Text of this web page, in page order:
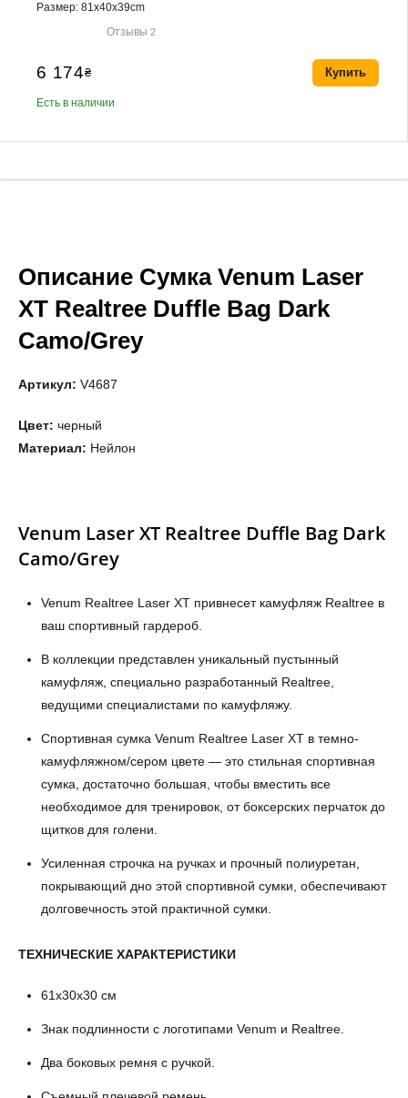
Размер: 81x40x39cm
Отзывы2
6 174₴
Есть в наличии
Купить
Описание Сумка Venum Laser
XT Realtree Duffle Bag Dark
Camo/Grey
Артикул: V4687
Цвет: черный
Материал: Нейлон
Venum Laser XT Realtree Duffle Bag Dark
Camo/Grey
Venum Realtree Laser XT привнесет камуфляж Realtree в
ваш спортивный гардероб.
В коллекции представлен уникальный пустынный
камуфляж, специально разработанный Realtree,
ведущими специалистами по камуфляжу.
Спортивная сумка Venum Realtree Laser XT в темно-
камуфляжном/сером цвете — это стильная спортивная
сумка, достаточно большая, чтобы вместить все
необходимое для тренировок, от боксерских перчаток до
щитков для голени.
Усиленная строчка на ручках и прочный полиуретан,
покрывающий дно этой спортивной сумки, обеспечивают
долговечность этой практичной сумки.
ТЕХНИЧЕСКИЕ ХАРАКТЕРИСТИКИ
61x30x30 см
Знак подлинности с логотипами Venum и Realtree.
Два боковых ремня с ручкой.